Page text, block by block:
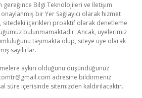
gereğince Bilgi Teknolojileri ve İletişim
bir Yer Sağlayıcı olarak hizmet
sitedeki içerikleri proaktif olarak denetleme
bulunmamaktadır. Ancak, üyelerimiz
taşımakta olup, siteye üye olarak
sayılırlar.
aykırı olduğunu düşündüğünüz
adresine bildirmeniz
süre içerisinde sitemizden kaldırılacaktır.